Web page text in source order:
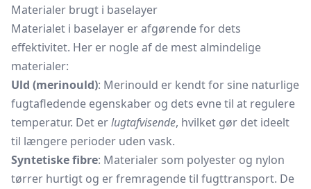
Materialer brugt i baselayer
Materialet i baselayer er afgørende for dets
effektivitet. Her er nogle af de mest almindelige
materialer:
Uld (merinould): Merinould er kendt for sine naturlige
fugtafledende egenskaber og dets evne til at regulere
temperatur. Det erlugtafvisende, hvilket gør det ideelt
til længere perioder uden vask.
Syntetiske fibre: Materialer som polyester og nylon
tørrer hurtigt og er fremragende til fugttransport. De